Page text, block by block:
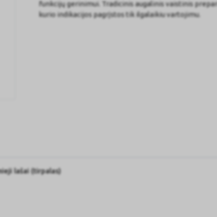
funkcijų gerinimui. Tradicinis augalinis vaistinis
kurio indikacijos pagrįstos tik ilgalaikiu vartojimu.
lašai (tirpalas)